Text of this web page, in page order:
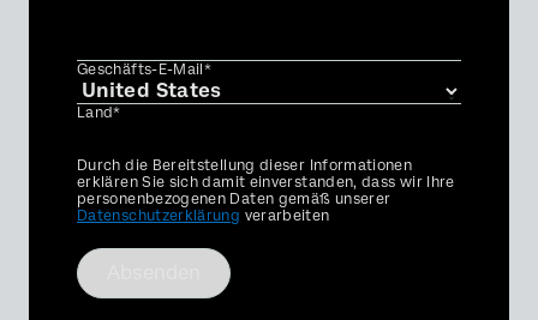
Geschäfts-E-Mail*
Land*
Privacy
Optin
Durch die Bereitstellung dieser Informationen
erklären Sie sich damit einverstanden, dass wir Ihre
personenbezogenen Daten gemäß unserer
Datenschutzerklärung verarbeiten